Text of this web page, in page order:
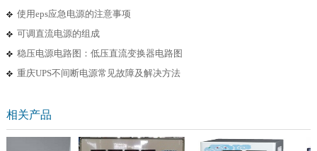
使用eps应急电源的注意事项
可调直流电源的组成
稳压电源电路图：低压直流变换器电路图
重庆UPS不间断电源常见故障及解决方法
相关产品